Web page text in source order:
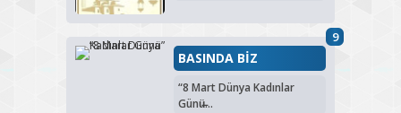
9
BASINDA BİZ
“8 Mart Dünya Kadınlar
Günü̶...